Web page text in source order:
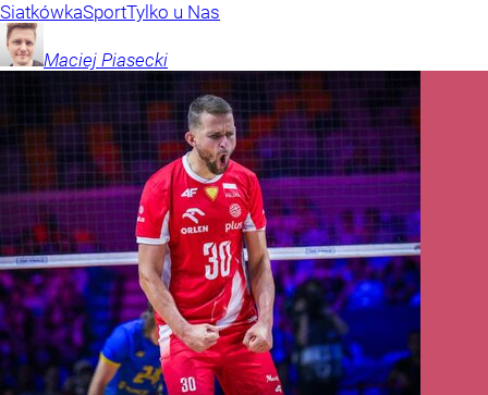
SiatkówkaSportTylko u Nas
Maciej Piasecki